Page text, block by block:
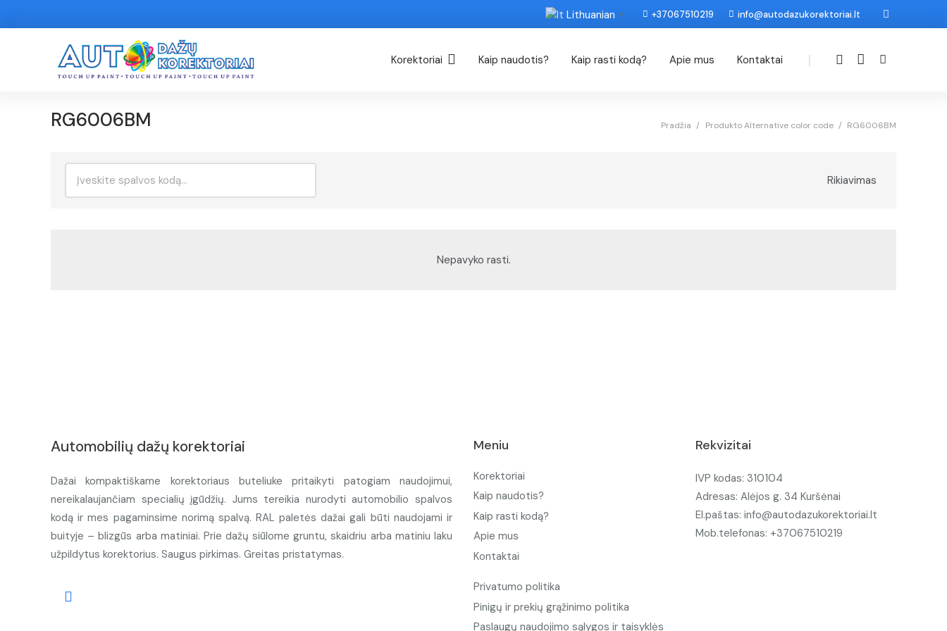
Lithuanian ▼ +37067510219 info@autodazukorektoriai.lt
Korektoriai Kaip naudotis? Kaip rasti kodą? Apie mus Kontaktai |
RG6006BM Pradžia / Produkto Alternative color code / RG6006BM
Rikiavimas
Nepavyko rasti.
Automobilių dažų korektoriai
Dažai kompaktiškame korektoriaus buteliuke pritaikyti patogiam naudojimui,
nereikalaujančiam specialių įgūdžių. Jums tereikia nurodyti automobilio spalvos
kodą ir mes pagaminsime norimą spalvą. RAL paletės dažai gali būti naudojami ir
buityje – blizgūs arba matiniai. Prie dažų siūlome gruntu, skaidriu arba matiniu laku
užpildytus korektorius. Saugus pirkimas. Greitas pristatymas.
Meniu
Korektoriai
Kaip naudotis?
Kaip rasti kodą?
Apie mus
Kontaktai
Privatumo politika
Pinigų ir prekių grąžinimo politika
Paslaugų naudojimo sąlygos ir taisyklės
Rekvizitai
IVP kodas: 310104
Adresas: Alėjos g. 34 Kuršėnai
El.paštas: info@autodazukorektoriai.lt
Mob.telefonas: +37067510219